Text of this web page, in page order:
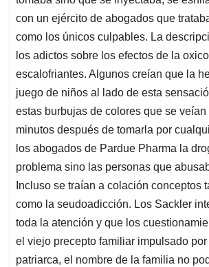
con un ejército de abogados que
como los únicos culpables. La
los adictos sobre los efectos de la
escalofriantes. Algunos creían que la
juego de niños al lado de esta
estas burbujas de colores que se
minutos después de tomarla por
los abogados de Pardue Pharma la
problema sino las personas que
Incluso se traían a colación conceptos
como la seudoadicción. Los Sackler
toda la atención y que los
el viejo precepto familiar impulsado por
patriarca, el nombre de la familia no